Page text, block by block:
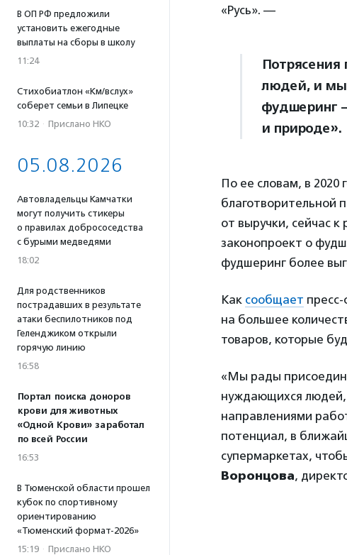
В ОП РФ предложили
установить ежегодные
выплаты на сборы в школу
11:24
Стихобиатлон «Км/вслух»
соберет семьи в Липецке
10:32 · Прислано НКО
05.08.2026
Автовладельцы Камчатки
могут получить стикеры
о правилах добрососедства
с бурыми медведями
18:02
Для родственников
пострадавших в результате
атаки беспилотников под
Геленджиком открыли
горячую линию
16:58
Портал поиска доноров
крови для животных
«Одной Крови» заработал
по всей России
16:53
В Тюменской области прошел
кубок по спортивному
ориентированию
«Тюменский формат-2026»
15:19 · Прислано НКО
«Русь». —
Потрясения
людей, и мы
фудшеринг
и природе».
По ее словам, в 2020
благотворительной
от выручки, сейчас
законопроект о
фудшеринг более
Как сообщает
на большее
товаров, которые
«Мы рады
нуждающихся людей,
направлениями
потенциал, в
супермаркетах,
Воронцова,